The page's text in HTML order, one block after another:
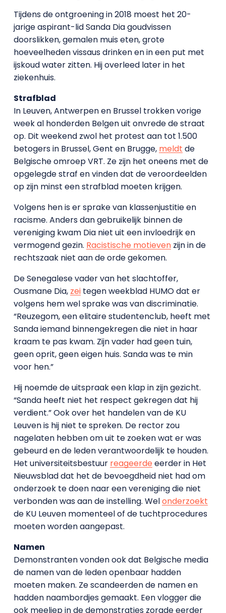
Tijdens de ontgroening in 2018 moest het 20-
jarige aspirant-lid Sanda Dia goudvissen
doorslikken, gemalen muis eten, grote
hoeveelheden vissaus drinken en in een put met
ijskoud water zitten. Hij overleed later in het
ziekenhuis.
Strafblad
In Leuven, Antwerpen en Brussel trokken vorige
week al honderden Belgen uit onvrede de straat
op. Dit weekend zwol het protest aan tot 1.500
betogers in Brussel, Gent en Brugge, meldt de
Belgische omroep VRT. Ze zijn het oneens met de
opgelegde straf en vinden dat de veroordeelden
op zijn minst een strafblad moeten krijgen.
Volgens hen is er sprake van klassenjustitie en
racisme. Anders dan gebruikelijk binnen de
vereniging kwam Dia niet uit een invloedrijk en
vermogend gezin. Racistische motievenzijn in de
rechtszaak niet aan de orde gekomen.
De Senegalese vader van het slachtoffer,
Ousmane Dia, zeitegen weekblad HUMO dat er
volgens hem wel sprake was van discriminatie.
“Reuzegom, een elitaire studentenclub, heeft met
Sanda iemand binnengekregen die niet in haar
kraam te pas kwam. Zijn vader had geen tuin,
geen oprit, geen eigen huis. Sanda was te min
voor hen.”
Hij noemde de uitspraak een klap in zijn gezicht.
“Sanda heeft niet het respect gekregen dat hij
verdient.” Ook over het handelen van de KU
Leuven is hij niet te spreken. De rector zou
nagelaten hebben om uit te zoeken wat er was
gebeurd en de leden verantwoordelijk te houden.
Het universiteitsbestuur reageerdeeerder in Het
Nieuwsblad dat het de bevoegdheid niet had om
onderzoek te doen naar een vereniging die niet
verbonden was aan de instelling. Welonderzoekt
de KU Leuven momenteel of de tuchtprocedures
moeten worden aangepast.
Namen
Demonstranten vonden ook dat Belgische media
de namen van de leden openbaar hadden
moeten maken. Ze scandeerden de namen en
hadden naambordjes gemaakt. Een vlogger die
ook meeliep in de demonstraties zorgde eerder